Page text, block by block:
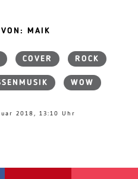
MAIK
COVER ROCK
WOW
2018, 13:10 Uhr